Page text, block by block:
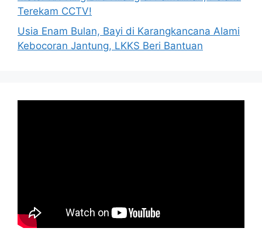
Terekam CCTV!
Usia Enam Bulan, Bayi di Karangkancana Alami
Kebocoran Jantung, LKKS Beri Bantuan